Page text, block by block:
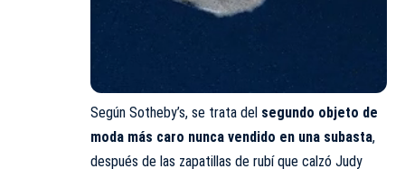
Según Sotheby’s, se trata del segundo objeto de
moda más caro nunca vendido en una subasta,
después de las zapatillas de rubí que calzó Judy